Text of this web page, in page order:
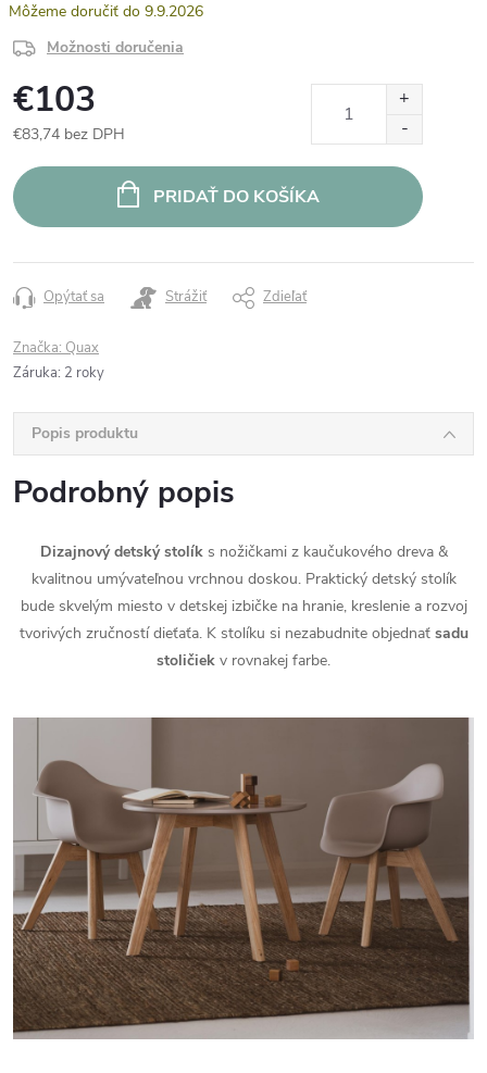
9.9.2026
Možnosti doručenia
€103
€83,74 bez DPH
cena:
PRIDAŤ DO KOŠÍKA
Opýtať sa Strážiť Zdieľať
Značka: Quax
Záruka: 2 roky
Popis produktu
Podrobný popis
Dizajnový detský stolíks nožičkami z kaučukového dreva &
kvalitnou umývateľnou vrchnou doskou. Praktický detský stolík
bude skvelým miesto v detskej izbičke na hranie, kreslenie a rozvoj
tvorivých zručností dieťaťa. K stolíku si nezabudnite objednať sadu
stoličiek v rovnakej farbe.